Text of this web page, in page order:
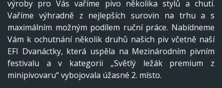
výroby pro Vás vaříme pivo několika stylů a chutí.
Vaříme výhradně z nejlepších surovin na trhu a s
maximálním možným podílem ruční práce. Nabídneme
Vám k ochutnání několik druhů našich piv včetně naší
EFI Dvanáctky, která uspěla na Mezinárodním pivním
festivalu a v kategorii „Světlý ležák premium z
minipivovaru“ vybojovala úžasné 2. místo.